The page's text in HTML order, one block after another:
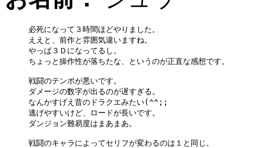
必死になって３時間ほどやりました。
ええと、前作と雰囲気違いますね。
やっぱ３Ｄになってるし。
ちょっと操作性が落ちたな、というのが正直な感想です。
戦闘のテンポが悪いです。
ダメージの数字が出るのが遅すぎる。
なんかすげえ昔のドラクエみたい(^^;;
逃げやすいけど、ロードが長いです。
ダンジョン難易度はまあまあ。
戦闘のキャラによってセリフが変わるのは１と同じ。